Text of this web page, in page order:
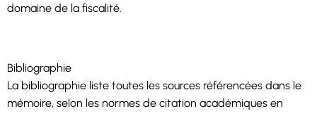
domaine de la fiscalité.
Bibliographie
La bibliographie liste toutes les sources référencées dans le
mémoire, selon les normes de citation académiques en